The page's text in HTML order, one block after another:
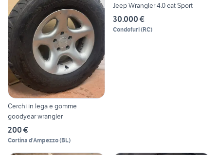
Cerchi in lega e gomme
goodyear wrangler
200 €
Cortina d'Ampezzo(BL)
Jeep Wrangler 4.0 cat Sport
30.000 €
Condofuri(RC)